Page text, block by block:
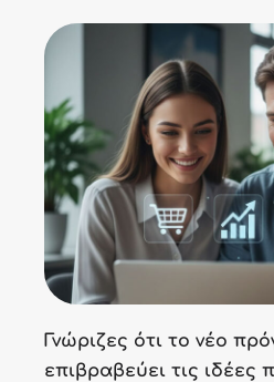
Γνώριζες ότι το νέο
επιβραβεύει τις ιδέες